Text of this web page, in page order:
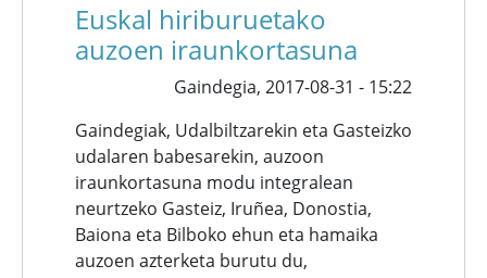
Euskal hiriburuetako
auzoen iraunkortasuna
Gaindegia, 2017-08-31 - 15:22
Gaindegiak, Udalbiltzarekin eta Gasteizko
udalaren babesarekin, auzoon
iraunkortasuna modu integralean
neurtzeko Gasteiz, Iruñea, Donostia,
Baiona eta Bilboko ehun eta hamaika
auzoen azterketa burutu du,